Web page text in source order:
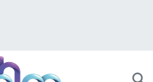
Haritası